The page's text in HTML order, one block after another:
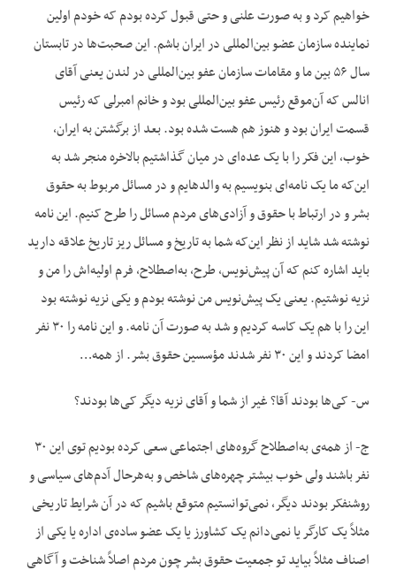
خواهیم کرد و به صورت علنی و حتی قبول کرده بودم که خودم اولین
نماینده سازمان عضو بین‌المللی در ایران باشم. این صحبت‌ها در تابستان
سال ۵۶ بین ما و مقامات سازمان عفو بین‌المللی در لندن یعنی آقای
انالس که آن‌موقع رئیس عفو بین‌المللی بود و خانم امبرلی که رئیس
قسمت ایران بود و هنوز هم هست شده بود. بعد از برگشتن به ایران،
خوب، این فکر را با یک عده‌ای در میان گذاشتیم بالاخره منجر شد به
این‌که ما یک نامه‌ای بنویسیم به والدهایم و در مسائل مربوط به حقوق
بشر و در ارتباط با حقوق و آزادی‌های مردم مسائل را طرح کنیم. این نامه
نوشته شد شاید از نظر این‌که شما به تاریخ و مسائل ریز تاریخ علاقه دارید
باید اشاره کنم که آن پیش‌نویس، طرح، به‌اصطلاح، فرم اولیه‌اش را من و
نزیه نوشتیم. یعنی یک پیش‌نویس من نوشته بودم و یکی نزیه نوشته بود
این را با هم یک کاسه کردیم و شد به صورت آن نامه. و این نامه را ۳۰ نفر
امضا کردند و این ۳۰ نفر شدند مؤسسین حقوق بشر. از همه…
س- کی‌ها بودند آقا؟ غیر از شما و آقای نزیه دیگر کی‌ها بودند؟
ج- از همه‌ی به‌اصطلاح گروه‌های اجتماعی سعی کرده بودیم توی این ۳۰
نفر باشند ولی خوب بیشتر چهره‌های شاخص و به‌هرحال آدم‌های سیاسی و
روشنفکر بودند دیگر، نمی‌توانستیم متوقع باشیم که در آن شرایط تاریخی
مثلاً یک کارگر یا نمی‌دانم یک کشاورز یا یک عضو ساده‌ی اداره یا یکی از
اصناف مثلاً بیاید تو جمعیت حقوق بشر چون مردم اصلاً شناخت و آگاهی